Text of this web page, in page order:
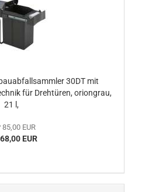
30DT mit
für Drehtüren, oriongrau,
21 l,
85,00 EUR
EUR